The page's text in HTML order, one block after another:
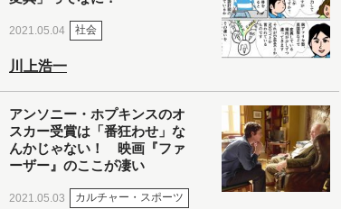
2021.05.04 社会
川上浩一
アンソニー・ホプキンスのオ
スカー受賞は「番狂わせ」な
んかじゃない！ 映画『ファ
ーザー』のここが凄い
2021.05.03 カルチャー・スポーツ